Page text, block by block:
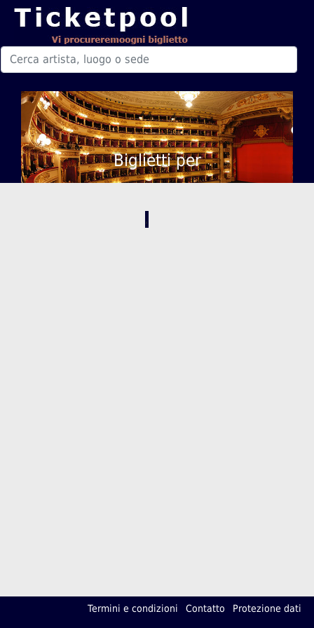
Biglietti per
,
Termini e condizioni Contatto Protezione dati